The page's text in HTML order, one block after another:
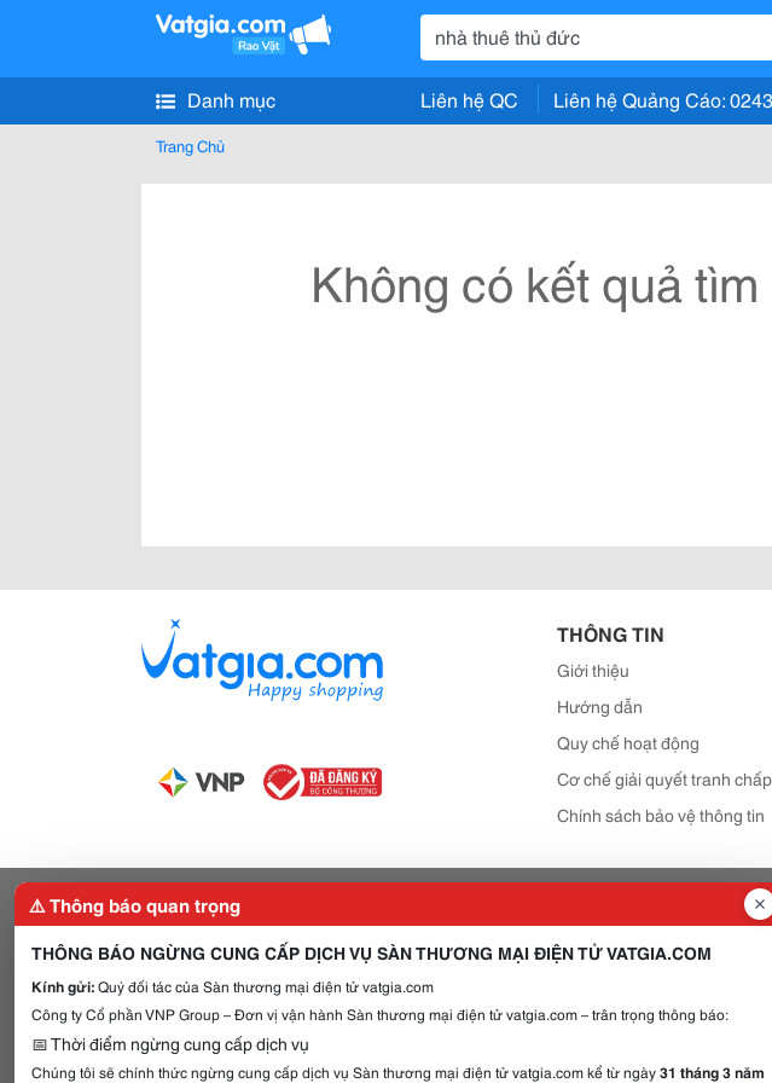
Danh mục Liên hệ QC Liên hệ Quảng Cáo:
Trang Chủ
Không có kết quả
THÔNG TIN
Giới thiệu
Hướng dẫn
Quy chế hoạt động
Cơ chế giải quyết tranh chấp
Chính sách bảo vệ thông tin
⚠️ Thông báo quan trọng
THÔNG BÁO NGỪNG CUNG CẤP DỊCH VỤ SÀN THƯƠNG MẠI ĐIỆN TỬ VATGIA.COM
Kính gửi:Quý đối tác của Sàn thương mại điện tử vatgia.com
Công ty Cổ phần VNP Group – Đơn vị vận hành Sàn thương mại điện tử vatgia.com – trân trọng thông báo:
📅 Thời điểm ngừng cung cấp dịch vụ
Chúng tôi sẽ chính thức ngừng cung cấp dịch vụ Sàn thương mại điện tử vatgia.com kể từ ngày31 tháng 3 năm